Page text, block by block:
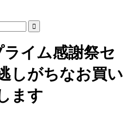
イム感謝祭セ
しがちなお買い
ます